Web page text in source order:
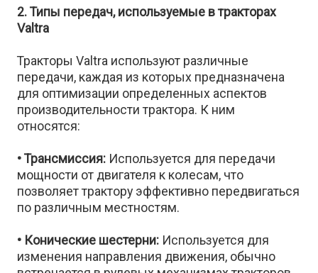
2. Типы передач, используемые в тракторах
Valtra
Тракторы Valtra используют различные
передачи, каждая из которых предназначена
для оптимизации определенных аспектов
производительности трактора. К ним
относятся:
• Трансмиссия: Используется для передачи
мощности от двигателя к колесам, что
позволяет трактору эффективно передвигаться
по различным местностям.
• Конические шестерни: Используется для
изменения направления движения, обычно